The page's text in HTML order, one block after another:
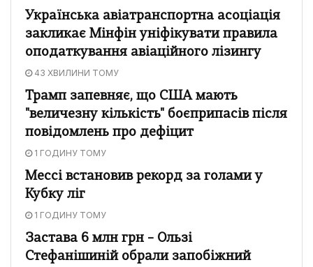
Українська авіатранспортна асоціація
закликає Мінфін уніфікувати правила
оподаткування авіаційного лізингу
43 ХВИЛИНИ ТОМУ
Трамп запевняє, що США мають
"величезну кількість" боєприпасів після
повідомлень про дефіцит
1 ГОДИНУ ТОМУ
Мессі встановив рекорд за голами у
Кубку ліг
1 ГОДИНУ ТОМУ
Застава 6 млн грн – Ользі
Стефанішиній обрали запобіжний